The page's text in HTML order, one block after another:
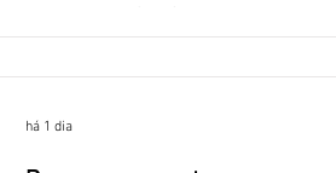
recusou a proposta apresentada pelo
banco para o custeio do Saúde Caixa,
rodada de negociações específicas da
há 1 dia